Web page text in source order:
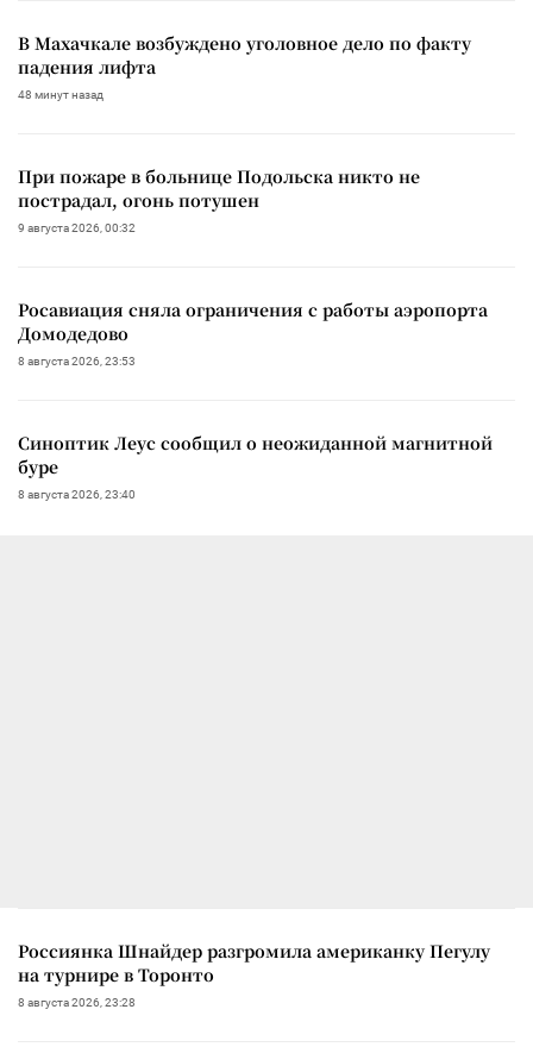
В Махачкале возбуждено уголовное дело по факту
падения лифта
48 минут назад
При пожаре в больнице Подольска никто не
пострадал, огонь потушен
9 августа 2026, 00:32
Росавиация сняла ограничения с работы аэропорта
Домодедово
8 августа 2026, 23:53
Синоптик Леус сообщил о неожиданной магнитной
буре
8 августа 2026, 23:40
Россиянка Шнайдер разгромила американку Пегулу
на турнире в Торонто
8 августа 2026, 23:28